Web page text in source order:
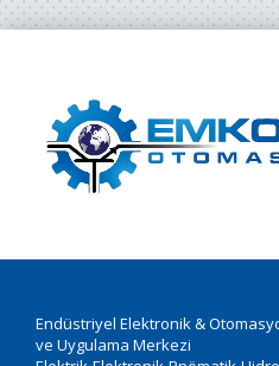
Endüstriyel Elektronik &
ve Uygulama Merkezi